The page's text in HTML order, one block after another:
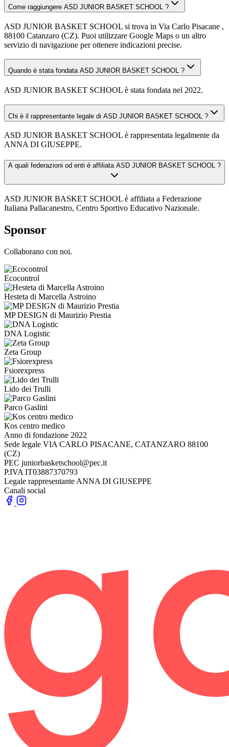
Come raggiungere ASD JUNIOR BASKET SCHOOL ?
ASD JUNIOR BASKET SCHOOL si trova in Via Carlo Pisacane ,
88100 Catanzaro (CZ). Puoi utilizzare Google Maps o un altro
servizio di navigazione per ottenere indicazioni precise.
Quando è stata fondata ASD JUNIOR BASKET SCHOOL ?
ASD JUNIOR BASKET SCHOOL è stata fondata nel 2022.
Chi è il rappresentante legale di ASD JUNIOR BASKET SCHOOL ?
ASD JUNIOR BASKET SCHOOL è rappresentata legalmente da
ANNA DI GIUSEPPE.
A quali federazioni od enti è affiliata ASD JUNIOR BASKET SCHOOL ?
ASD JUNIOR BASKET SCHOOL è affiliata a Federazione
Italiana Pallacanestro, Centro Sportivo Educativo Nazionale.
Sponsor
Collaborano con noi.
Ecocontrol
Hesteta di Marcella Astroino
MP DESIGN di Maurizio Prestia
DNA Logistic
Zeta Group
Fsiorexpress
Lido dei Trulli
Parco Gaslini
Kos centro medico
Anno di fondazione 2022
Sede legale VIA CARLO PISACANE, CATANZARO 88100
(CZ)
PEC juniorbasketschool@pec.it
P.IVA IT03887370793
Legale rappresentante ANNA DI GIUSEPPE
Canali social